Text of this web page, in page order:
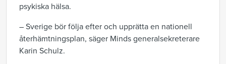
psykiska hälsa.
– Sverige bör följa efter och upprätta en nationell
återhämtningsplan, säger Minds generalsekreterare
Karin Schulz.